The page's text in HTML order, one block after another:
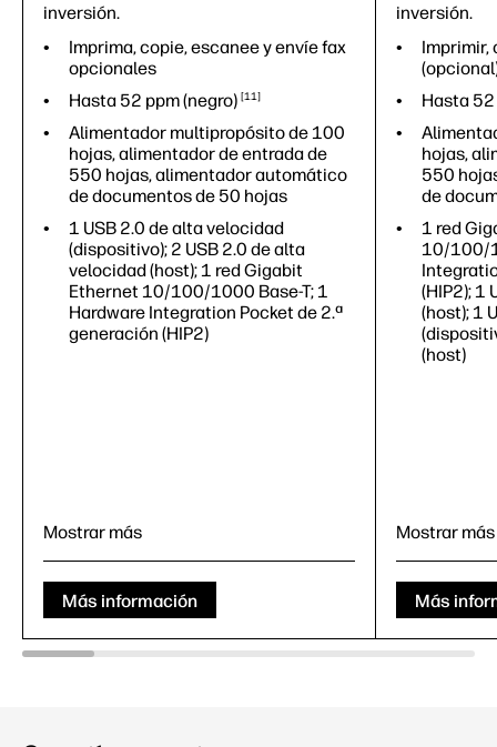
inversión.
Imprima, copie, escanee y envíe fax
opcionales
Hasta 52 ppm(negro) 11
Alimentador multipropósito de 100
hojas, alimentador de entrada de
550 hojas, alimentador automático
de documentos de 50 hojas
1 USB 2.0 de alta velocidad
(dispositivo); 2 USB 2.0 de alta
velocidad (host); 1 red Gigabit
Ethernet 10/100/1000 Base-T; 1
Hardware Integration Pocket de 2.ª
generación (HIP2)
Imprima, copie, escanee y envíe fax
opcionales
Mostrar más
Más información
inversión.
Imprimir,
Hasta
hojas,
550
de
1 red
10/100/
(HIP2); 1
(host); 1
(host)
Imprimir,
Mostrar más
Más